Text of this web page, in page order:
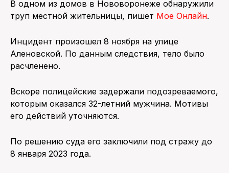
В одном из домов в Нововоронеже обнаружили
труп местной жительницы, пишет Мое Онлайн.
Инцидент произошел 8 ноября на улице
Аленовской. По данным следствия, тело было
расчленено.
Вскоре полицейские задержали подозреваемого,
которым оказался 32-летний мужчина. Мотивы
его действий уточняются.
По решению суда его заключили под стражу до
8 января 2023 года.